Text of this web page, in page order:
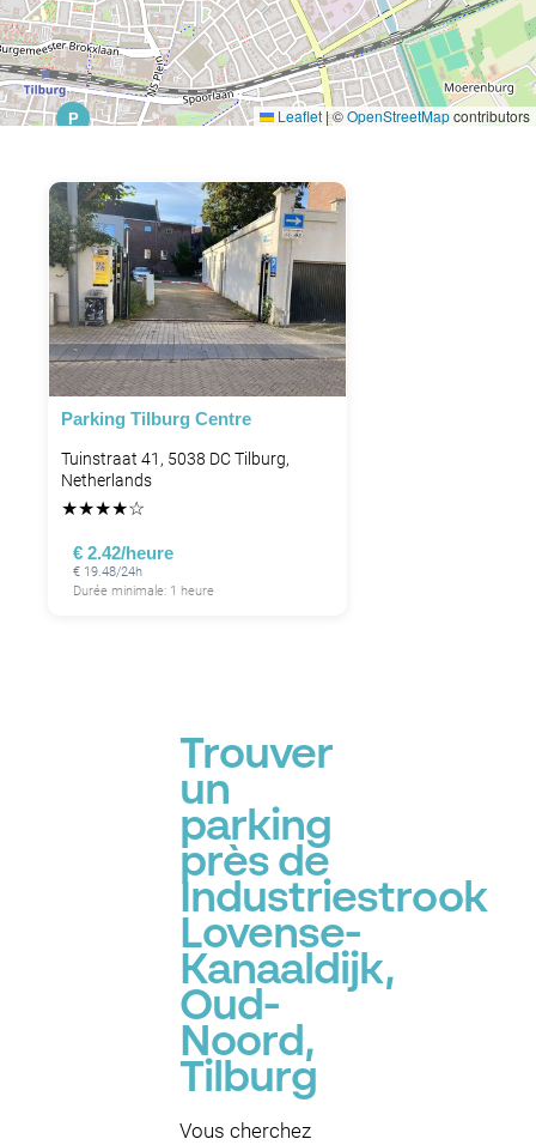
P Leaflet|©OpenStreetMapcontributors
Parking Tilburg Centre
Tuinstraat 41, 5038 DC Tilburg,
Netherlands
★★★★☆
€ 2.42/heure
€ 19.48/24h
Durée minimale: 1 heure
Trouver
un
parking
près de
Industriestrook
Lovense-
Kanaaldijk,
Oud-
Noord,
Tilburg
Vous cherchez